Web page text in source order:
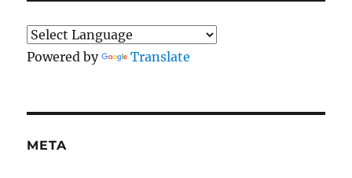
Powered by Translate
META